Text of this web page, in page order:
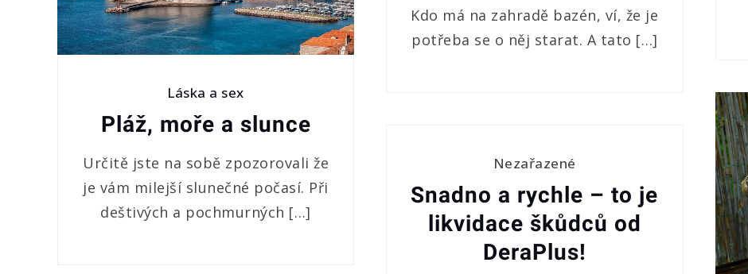
Kdo má na zahradě bazén, ví, že je
potřeba se o něj starat. A tato […]
Láska a sex
Pláž, moře a slunce
Určitě jste na sobě zpozorovali že
je vám milejší slunečné počasí. Při
deštivých a pochmurných […]
Nezařazené
Snadno a rychle – to je
likvidace škůdců od
DeraPlus!